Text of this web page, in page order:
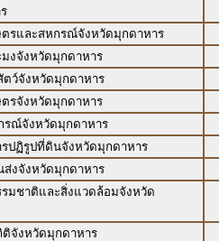
ตรและสหกรณ์จังหวัดมุกดาหาร
มงจังหวัดมุกดาหาร
ตว์จังหวัดมุกดาหาร
ตรจังหวัดมุกดาหาร
รณ์จังหวัดมุกดาหาร
รปฏิรูปที่ดินจังหวัดมุกดาหาร
ส่งจังหวัดมุกดาหาร
รมชาติและสิ่งแวดล้อมจังหวัด
ติจังหวัดมุกดาหาร